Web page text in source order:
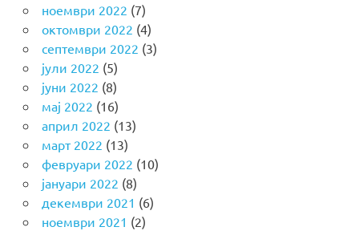
ноември 2022 (7)
октомври 2022 (4)
септември 2022 (3)
јули 2022 (5)
јуни 2022 (8)
мај 2022 (16)
април 2022 (13)
март 2022 (13)
февруари 2022 (10)
јануари 2022 (8)
декември 2021 (6)
ноември 2021 (2)